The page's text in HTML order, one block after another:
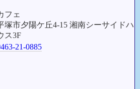
フェ
塚市夕陽ケ丘4-15 湘南シーサイドハ
ス3F
21-0885